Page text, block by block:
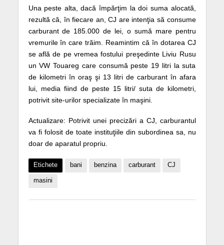
Una peste alta, dacă împărţim la doi suma alocată,
rezultă că, în fiecare an, CJ are intenţia să consume
carburant de 185.000 de lei, o sumă mare pentru
vremurile în care trăim. Reamintim că în dotarea CJ
se află de pe vremea fostului preşedinte Liviu Rusu
un VW Touareg care consumă peste 19 litri la suta
de kilometri în oraş şi 13 litri de carburant în afara
lui, media fiind de peste 15 litri/ suta de kilometri,
potrivit site-urilor specializate în maşini.
Actualizare: Potrivit unei precizări a CJ, carburantul
va fi folosit de toate instituţiile din subordinea sa, nu
doar de aparatul propriu.
Etichete bani benzina carburant CJ
masini